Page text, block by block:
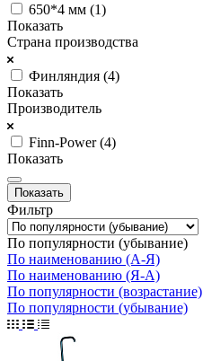
650*4 мм (1)
Показать
Страна производства
Финляндия (4)
Показать
Производитель
Finn-Power (4)
Показать
Фильтр
По популярности (убывание)
По наименованию (А-Я)
По наименованию (Я-А)
По популярности (возрастание)
По популярности (убывание)